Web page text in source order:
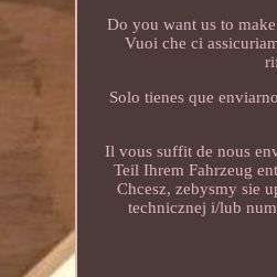
Do you want us to
Vuoi che ci
Solo tienes que
Il vous suffit de nous
Teil Ihrem Fahrzeug
Chcesz, zebysmy sie
technicznej i/lub